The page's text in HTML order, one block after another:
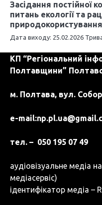
Засідання постійної
питань екології та
природокористування
Дата виходу: 25.02.2026
КП “Регіональний
Полтавщини”
м. Полтава, вул.
e-mail:
тел. – 050 195 07 49
аудіовізуальне медіа
медіасервіс)
ідентифікатор медіа –